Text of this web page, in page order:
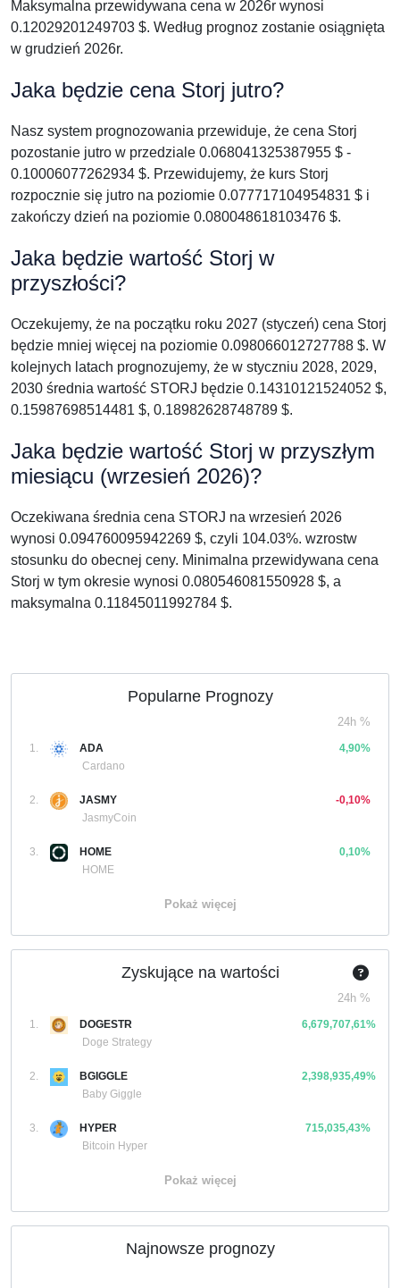
Maksymalna przewidywana cena w 2026r wynosi
0.12029201249703 $. Według prognoz zostanie osiągnięta
w grudzień 2026r.
Jaka będzie cena Storj jutro?
Nasz system prognozowania przewiduje, że cena Storj
pozostanie jutro w przedziale 0.068041325387955 $ -
0.10006077262934 $. Przewidujemy, że kurs Storj
rozpocznie się jutro na poziomie 0.077717104954831 $ i
zakończy dzień na poziomie 0.080048618103476 $.
Jaka będzie wartość Storj w
przyszłości?
Oczekujemy, że na początku roku 2027 (styczeń) cena Storj
będzie mniej więcej na poziomie 0.098066012727788 $. W
kolejnych latach prognozujemy, że w styczniu 2028, 2029,
2030 średnia wartość STORJ będzie 0.14310121524052 $,
0.15987698514481 $, 0.18982628748789 $.
Jaka będzie wartość Storj w przyszłym
miesiącu (wrzesień 2026)?
Oczekiwana średnia cena STORJ na wrzesień 2026
wynosi 0.094760095942269 $, czyli 104.03%. wzrostw
stosunku do obecnej ceny. Minimalna przewidywana cena
Storj w tym okresie wynosi 0.080546081550928 $, a
maksymalna 0.11845011992784 $.
Popularne Prognozy
24h %
1.
ADA
Cardano
4,90%
2.
JASMY
JasmyCoin
-0,10%
3.
HOME
HOME
0,10%
Pokaż więcej
Zyskujące na wartości
24h %
1.
DOGESTR
Doge Strategy
6,679,707,61%
2.
BGIGGLE
Baby Giggle
2,398,935,49%
3.
HYPER
Bitcoin Hyper
715,035,43%
Pokaż więcej
Najnowsze prognozy